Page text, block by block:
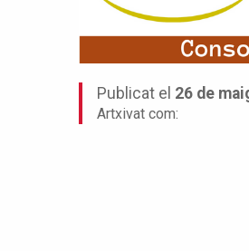
Publicat el 26 de
Artxivat com: